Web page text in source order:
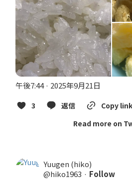
午後7:44 · 2025年9月21日
3 返信
Copy link
Read more on
Yuugen (hiko)
@hiko1963 · Follow